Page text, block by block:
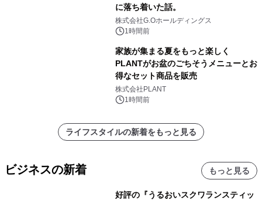
に落ち着いた話。
株式会社G.Oホールディングス
1時間前
家族が集まる夏をもっと楽しく
PLANTがお盆のごちそうメニューとお
得なセット商品を販売
株式会社PLANT
1時間前
ライフスタイルの新着をもっと見る
ビジネスの新着 もっと見る
好評の『うるおいスクワランスティッ